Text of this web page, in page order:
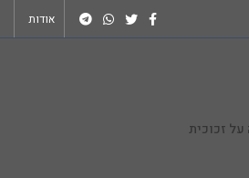
אודות